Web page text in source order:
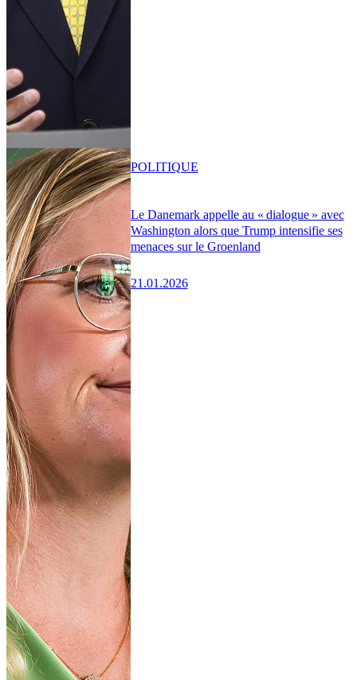
Le Danemark appelle au « dialogue » avec
Washington alors que Trump intensifie ses
menaces sur le Groenland
21.01.2026
POLITIQUE